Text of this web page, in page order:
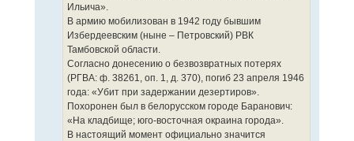
Ильича».
В армию мобилизован в 1942 году бывшим
Избердеевским (ныне – Петровский) РВК
Тамбовской области.
Согласно донесению о безвозвратных потерях
(РГВА: ф. 38261, оп. 1, д. 370), погиб 23 апреля 1946
года: «Убит при задержании дезертиров».
Похоронен был в белорусском городе Баранович:
«На кладбище; юго-восточная окраина города».
В настоящий момент официально значится